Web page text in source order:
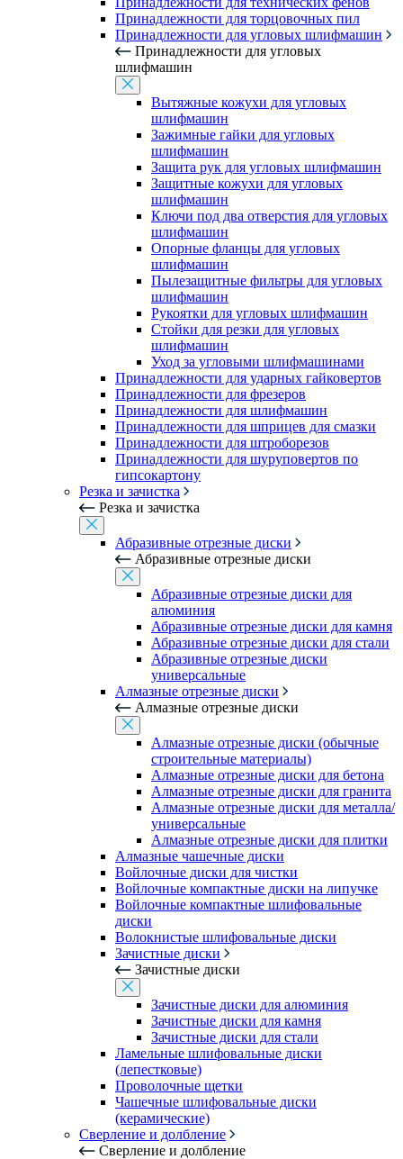
Принадлежности для торцовочных пил
Принадлежности для угловых шлифмашин
Принадлежности для угловых
шлифмашин
Вытяжные кожухи для угловых
шлифмашин
Зажимные гайки для угловых
шлифмашин
Защита рук для угловых шлифмашин
Защитные кожухи для угловых
шлифмашин
Ключи под два отверстия для угловых
шлифмашин
Опорные фланцы для угловых
шлифмашин
Пылезащитные фильтры для угловых
шлифмашин
Рукоятки для угловых шлифмашин
Стойки для резки для угловых
шлифмашин
Уход за угловыми шлифмашинами
Принадлежности для ударных гайковертов
Принадлежности для фрезеров
Принадлежности для шлифмашин
Принадлежности для шприцев для смазки
Принадлежности для штроборезов
Принадлежности для шуруповертов по
гипсокартону
Резка и зачистка
Резка и зачистка
Абразивные отрезные диски
Абразивные отрезные диски
Абразивные отрезные диски для
алюминия
Абразивные отрезные диски для камня
Абразивные отрезные диски для стали
Абразивные отрезные диски
универсальные
Алмазные отрезные диски
Алмазные отрезные диски
Алмазные отрезные диски (обычные
строительные материалы)
Алмазные отрезные диски для бетона
Алмазные отрезные диски для гранита
Алмазные отрезные диски для металла/
универсальные
Алмазные отрезные диски для плитки
Алмазные чашечные диски
Войлочные диски для чистки
Войлочные компактные диски на липучке
Войлочные компактные шлифовальные
диски
Волокнистые шлифовальные диски
Зачистные диски
Зачистные диски
Зачистные диски для алюминия
Зачистные диски для камня
Зачистные диски для стали
Ламельные шлифовальные диски
(лепестковые)
Проволочные щетки
Чашечные шлифовальные диски
(керамические)
Сверление и долбление
Сверление и долбление